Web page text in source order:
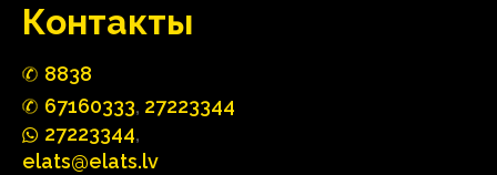
Контакты
8838
67160333, 27223344
27223344,
elats@elats.lv